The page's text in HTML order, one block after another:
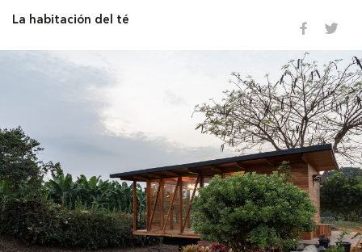
La habitación del té